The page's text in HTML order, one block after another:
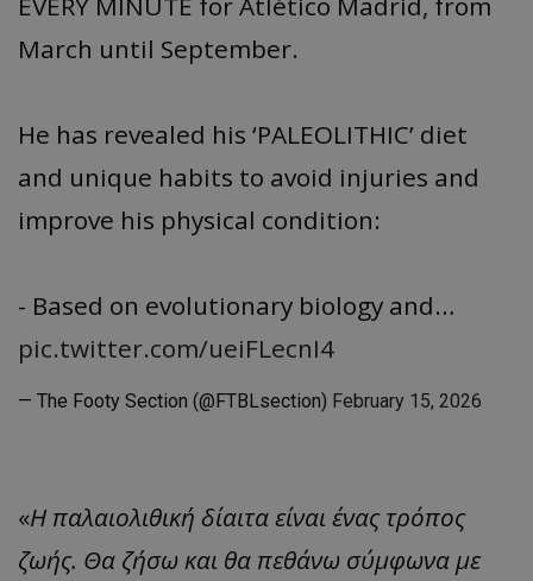
March until September.
He has revealed his ‘PALEOLITHIC’ diet
and unique habits to avoid injuries and
improve his physical condition:
- Based on evolutionary biology and…
pic.twitter.com/ueiFLecnI4
— The Footy Section (@FTBLsection) February 15, 2026
«Η παλαιολιθική δίαιτα είναι ένας τρόπος
ζωής. Θα ζήσω και θα πεθάνω σύμφωνα με